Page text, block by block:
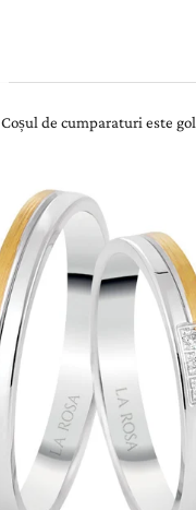
Coșul de cumparaturi este gol